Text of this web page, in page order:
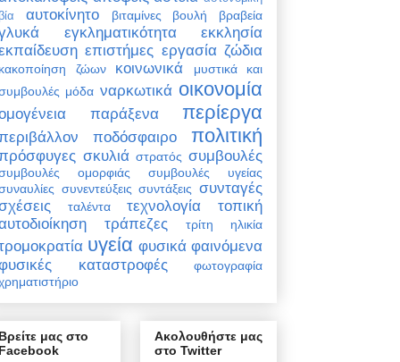
βία
αυτοκίνητο βιταμίνες βουλή βραβεία
εγκληματικότητα
εκκλησία
επιστήμες εργασία ζώδια
κακοποίηση ζώων κοινωνικά
μυστικά και
μόδα ναρκωτικά οικονομία
παράξενα περίεργα
ποδόσφαιρο πολιτική
σκυλιά στρατός συμβουλές
ομορφιάς
συμβουλές υγείας
συνεντεύξεις συντάξεις συνταγές
ταλέντα τεχνολογία
τοπική
τράπεζες τρίτη ηλικία
υγεία φυσικά φαινόμενα
καταστροφές
φωτογραφία
Βρείτε μας στο
Facebook
Ακολουθήστε μας
στο Twitter